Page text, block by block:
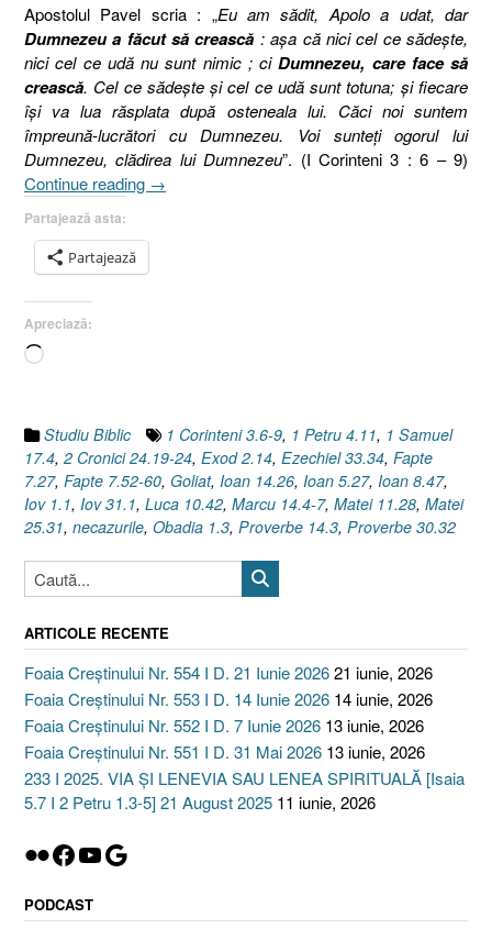
Apostolul Pavel scria : „Eu am sădit, Apolo a udat, dar
Dumnezeu a făcut să crească : aşa că nici cel ce sădeşte,
nici cel ce udă nu sunt nimic ; ciDumnezeu, care face să
crească. Cel ce sădeşte şi cel ce udă sunt totuna; şi fiecare
îşi va lua răsplata după osteneala lui. Căci noi suntem
împreună-lucrători cu Dumnezeu. Voi sunteţi ogorul lui
Dumnezeu, clădirea lui Dumnezeu”. (I Corinteni 3 : 6 – 9)
Continue reading „Gânduri
bolnavă
Goliat]”
→
Partajează asta:
Partajează
Apreciază:
Încarc...
Studiu Biblic 1 Corinteni 3.6-9, 1 Petru 4.11, 1 Samuel
17.4, 2 Cronici 24.19-24, Exod 2.14, Ezechiel 33.34, Fapte
7.27, Fapte 7.52-60, Goliat, Ioan 14.26, Ioan 5.27, Ioan 8.47,
Iov 1.1, Iov 31.1, Luca 10.42, Marcu 14.4-7, Matei 11.28, Matei
25.31, necazurile, Obadia 1.3, Proverbe 14.3, Proverbe 30.32
ARTICOLE RECENTE
Foaia Creștinului Nr. 554 I D. 21 Iunie 202621 iunie, 2026
Foaia Creștinului Nr. 553 I D. 14 Iunie 2026 14 iunie, 2026
Foaia Creștinului Nr. 552 I D. 7 Iunie 2026 13 iunie, 2026
Foaia Creștinului Nr. 551 I D. 31 Mai 2026 13 iunie, 2026
233 I 2025. VIA ȘI LENEVIA SAU LENEA SPIRITUALĂ [Isaia
5.7 I 2 Petru 1.3-5] 21 August 2025 11 iunie, 2026
Flickr
Facebook
YouTube
Google
PODCAST